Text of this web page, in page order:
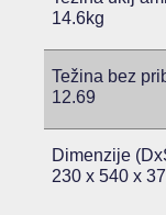
14.6kg
Težina bez
12.69
Dimenzije
230 x 540 x